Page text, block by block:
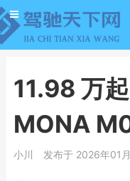
11.98 万
MONA
小川 发布于 2026年01